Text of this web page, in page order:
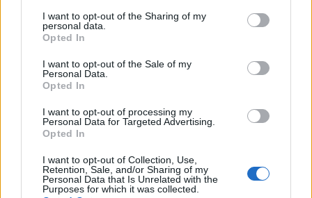
I want to opt-out of the Sharing of my
personal data.
Opted In
I want to opt-out of the Sale of my
Personal Data.
Opted In
I want to opt-out of processing my
Personal Data for Targeted Advertising.
Opted In
I want to opt-out of Collection, Use,
Retention, Sale, and/or Sharing of my
Personal Data that Is Unrelated with the
Purposes for which it was collected.
Η κίνηση αυτή, που αρχικά έφερε το μήνυμα «Stop
genocide – Λευτεριά στην Παλαιστίνη», δέχθηκε
επιθέσεις με μπογιές και προσθήκες όπως η λέξη